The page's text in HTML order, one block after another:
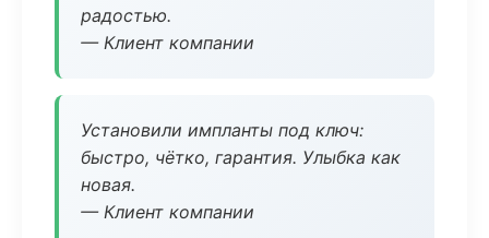
радостью.
— Клиент компании
Установили импланты под ключ:
быстро, чётко, гарантия. Улыбка как
новая.
— Клиент компании